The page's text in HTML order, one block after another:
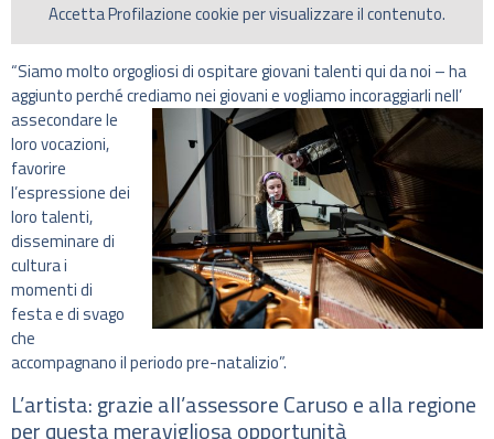
AccettaProfilazionecookie per visualizzare il contenuto.
“Siamo molto orgogliosi di ospitare giovani talenti qui da noi – ha
aggiunto perché crediamo nei giovani e vogliamo incoraggiarli nell’
assecondare le
loro vocazioni,
favorire
l’espressione dei
loro talenti,
disseminare di
cultura i
momenti di
festa e di svago
che
accompagnano il periodo pre-natalizio”.
L’artista: grazie all’assessore Caruso e alla regione
per questa meravigliosa opportunità